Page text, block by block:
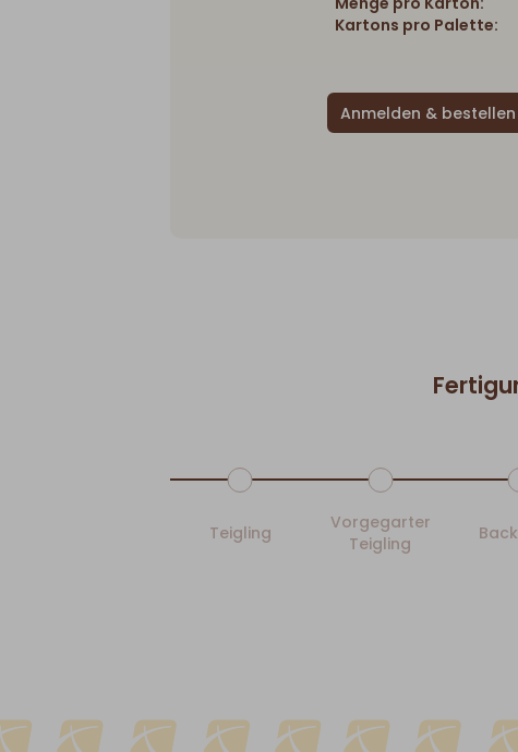
Kartons pro Palette:
Teigling
Vorgegarter
Teigling